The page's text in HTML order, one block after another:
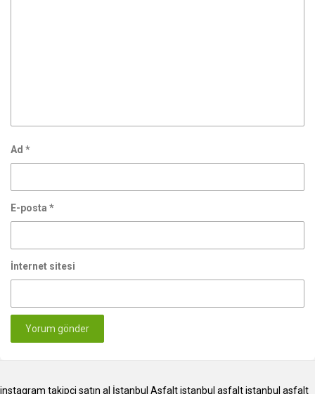
Ad *
E-posta *
İnternet sitesi
instagram takipçi satın al İstanbul Asfaltistanbul asfaltistanbul asfalt